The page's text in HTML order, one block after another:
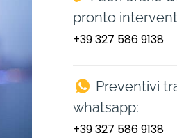
pronto
+39 327 586 9138
Preventivi
whatsapp:
+39 327 586 9138